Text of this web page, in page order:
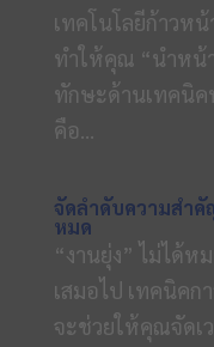
เทคโนโลยีก้าวห
ทำให้คุณ “นำหน้
ทักษะด้านเทคนิค
คือ...
จัดลำดับความสำคั
หมด
“งานยุ่ง” ไม่ได้ห
เสมอไป เทคนิค
จะช่วยให้คุณจัดเ